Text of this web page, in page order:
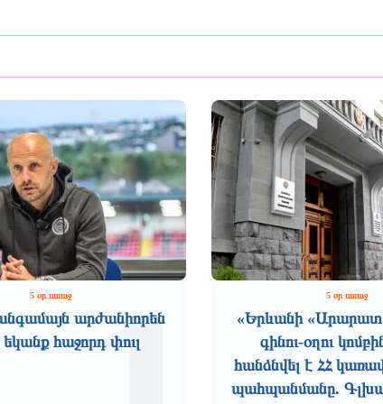
5 օր առաջ
արժանիորեն
եկանք հաջորդ փուլ
5 օր առաջ
«Երևանի
գինու-օղու
հանձնվել է ՀՀ
պահպանմանը.